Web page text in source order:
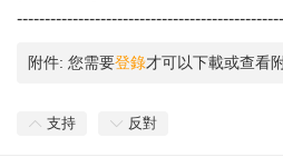
附件: 您需要登錄才可以下載或查看
支持 反對